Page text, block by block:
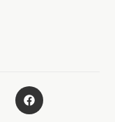
Opent
in